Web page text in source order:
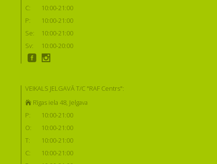
C:
10:00-21:00
P:
10:00-21:00
Se:
10:00-21:00
Sv:
10:00-20:00
VEIKALS JELGAVĀ T/C "RAF Centrs":
Rīgas iela 48, Jelgava
P:
10:00-21:00
O:
10:00-21:00
T:
10:00-21:00
C:
10:00-21:00